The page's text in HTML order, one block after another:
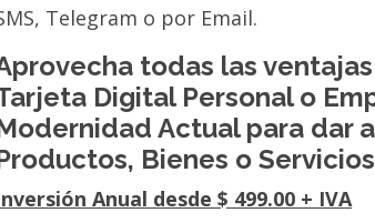
Telegram o por Email.
todas las
Digital Personal o
Actual para dar
Bienes o
Anual desde $ 499.00 + IVA